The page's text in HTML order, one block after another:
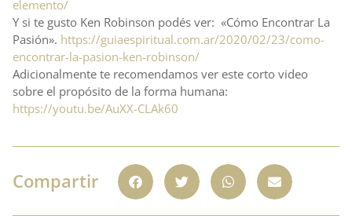
elemento/
Y si te gusto Ken Robinson podés ver: «Cómo Encontrar La
Pasión». https://guiaespiritual.com.ar/2020/02/23/como-
encontrar-la-pasion-ken-robinson/
Adicionalmente te recomendamos ver este corto video
sobre el propósito de la forma humana:
https://youtu.be/AuXX-CLAk60
Compartir